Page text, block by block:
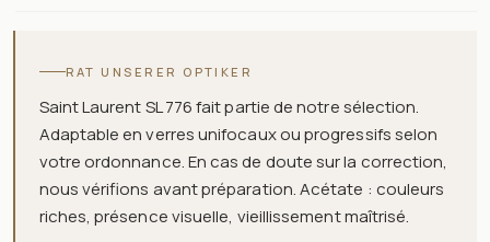
RAT UNSERER OPTIKER
Saint Laurent SL 776 fait partie de notre sélection.
Adaptable en verres unifocaux ou progressifs selon
votre ordonnance. En cas de doute sur la correction,
nous vérifions avant préparation. Acétate : couleurs
riches, présence visuelle, vieillissement maîtrisé.